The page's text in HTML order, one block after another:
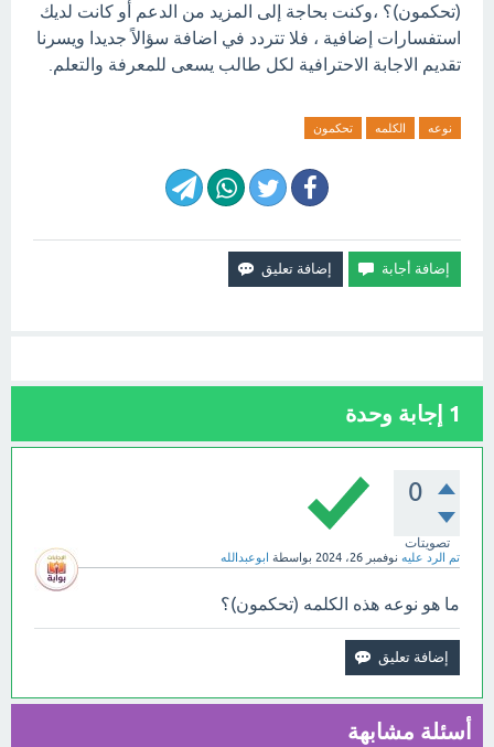
(تحكمون)؟ ،وكنت بحاجة إلى المزيد من الدعم أو كانت لديك
استفسارات إضافية ، فلا تتردد في اضافة سؤالاً جديدا ويسرنا
تقديم الاجابة الاحترافية لكل طالب يسعى للمعرفة والتعلم.
نوعه الكلمه تحكمون
1 إجابة وحدة
0
تصويتات
تم الرد عليه نوفمبر 26، 2024 بواسطة ابوعبدالله
ما هو نوعه هذه الكلمه (تحكمون)؟
أسئلة مشابهة